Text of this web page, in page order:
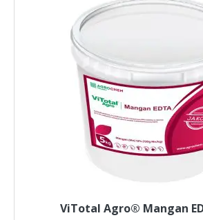
ViTotal Agro® Mangan